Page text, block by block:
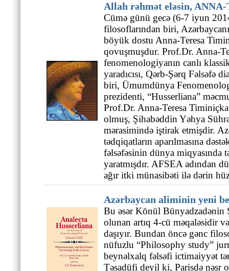
Allah rəhmət eləsin,
Cümə günü gecə (6-7 iyun
filosoflarından biri,
böyük dostu Anna-Teresa
qovuşmuşdur. Prof.Dr. Anna-
fenomenologiyanın canlı
yaradıcısı, Qərb-Şərq Fəlsəfə
biri, Ümumdünya
prezidenti, “Husserliana”
Prof.Dr. Anna-Teresa
olmuş, Şihabəddin Yəhya
mərasimində iştirak etmişdir.
tədqiqatların aparılmasına
fəlsəfəsinin dünya miqyasında
yaratmışdır. AFSEA adından
ağır itki münasibəti ilə dərin
Azərbaycan aliminin yeni
Bu əsər Könül Bünyadzadənin
olunan artıq 4-cü məqaləsidir
daşıyır. Bundan öncə gənc
nüfuzlu “Philosophy study”
beynəlxalq fəlsəfi ictimaiyyət
Təsadüfi deyil ki, Parisdə nəşr